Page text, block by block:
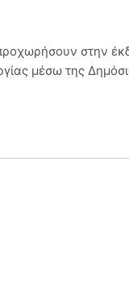
στην
μέσω της